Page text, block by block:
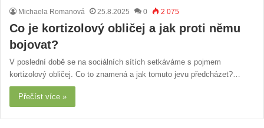
Michaela Romanová 25.8.2025 0 2 075
Co je kortizolový obličej a jak proti němu
bojovat?
V poslední době se na sociálních sítích setkáváme s pojmem
kortizolový obličej. Co to znamená a jak tomuto jevu předcházet?…
Přečíst více »